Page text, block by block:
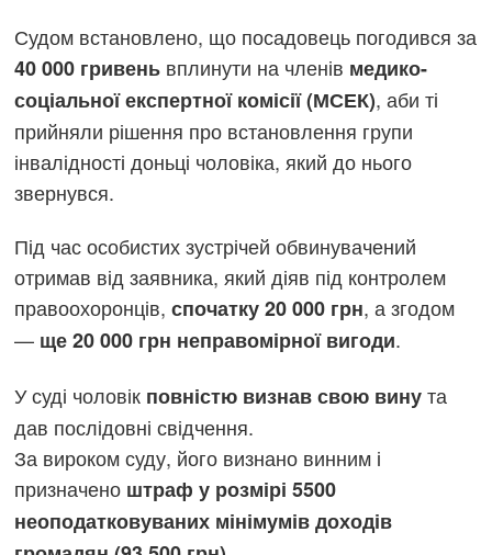
Судом встановлено, що посадовець погодився за
40 000 гривень вплинути на членів медико-
соціальної експертної комісії (МСЕК), аби ті
прийняли рішення про встановлення групи
інвалідності доньці чоловіка, який до нього
звернувся.
Під час особистих зустрічей обвинувачений
отримав від заявника, який діяв під контролем
правоохоронців,спочатку 20 000 грн, а згодом
— ще 20 000 грн неправомірної вигоди.
У суді чоловік повністю визнав свою винута
дав послідовні свідчення.
За вироком суду, його визнано винним і
призначено штраф у розмірі 5500
неоподатковуваних мінімумів доходів